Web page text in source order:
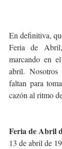
En definitiva,
Feria de
marcando en
abril.
faltan para
cazón al ritmo
Feria de Abril
13 de abril de